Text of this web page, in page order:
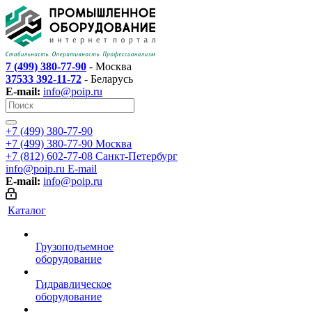
7 (499) 380-77-90 - Москва
37533 392-11-72 - Беларусь
E-mail: info@poip.ru
+7 (499) 380-77-90
+7 (499) 380-77-90 Москва
+7 (812) 602-77-08 Санкт-Петербург
info@poip.ru E-mail
E-mail: info@poip.ru
Каталог
Грузоподъемное
оборудование
Гидравлическое
оборудование